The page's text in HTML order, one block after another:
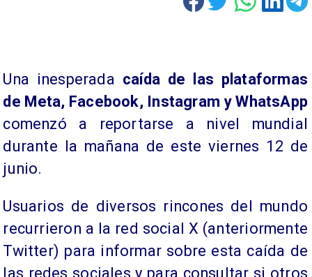
Una inesperada caída de las plataformas
de Meta, Facebook, Instagram y WhatsApp
comenzó a reportarse a nivel mundial
durante la mañana de este viernes 12 de
junio.
Usuarios de diversos rincones del mundo
recurrieron a la red social X (anteriormente
Twitter) para informar sobre esta caída de
las redes sociales y para consultar si otros